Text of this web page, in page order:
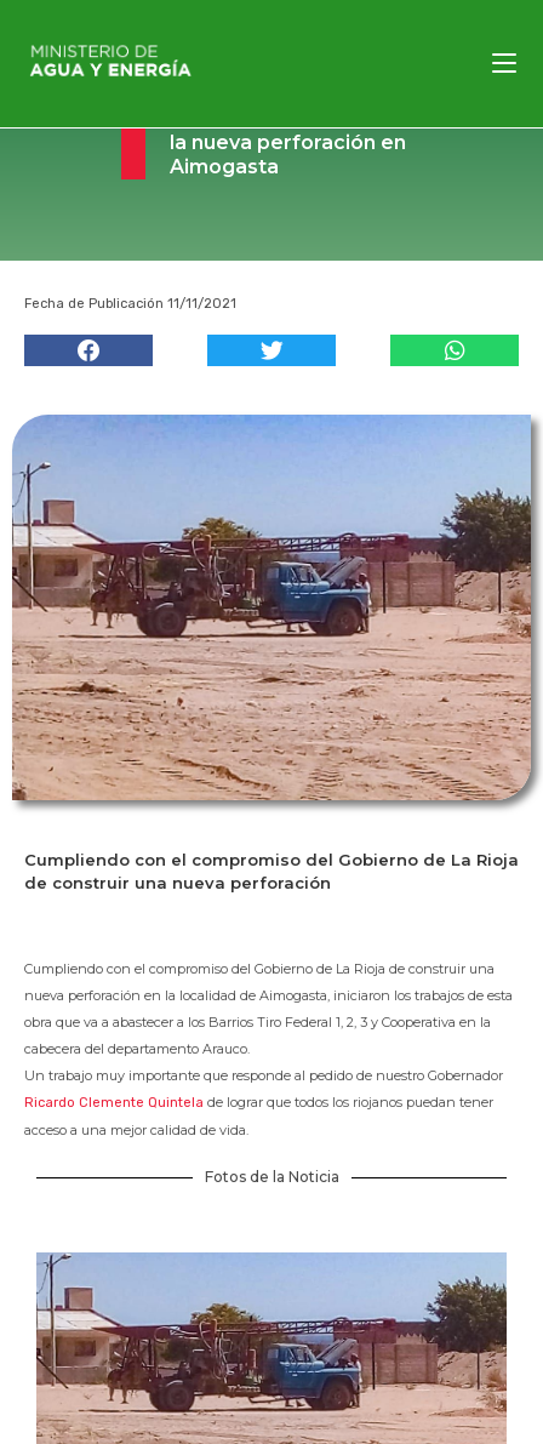
la nueva perforación en
Aimogasta
Fecha de Publicación 11/11/2021
Cumpliendo con el compromiso del Gobierno de La Rioja
de construir una nueva perforación
Cumpliendo con el compromiso del Gobierno de La Rioja de construir una
nueva perforación en la localidad de Aimogasta, iniciaron los trabajos de esta
obra que va a abastecer a los Barrios Tiro Federal 1, 2, 3 y Cooperativa en la
cabecera del departamento Arauco.
Un trabajo muy importante que responde al pedido de nuestro Gobernador
Ricardo Clemente Quintela de lograr que todos los riojanos puedan tener
acceso a una mejor calidad de vida.
Fotos de la Noticia